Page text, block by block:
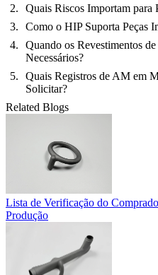
Quais Riscos Importam para
Como o HIP Suporta Peças
Quando os Revestimentos
Necessários?
Quais Registros de AM em
Solicitar?
Related Blogs
Lista de Verificação do
Produção